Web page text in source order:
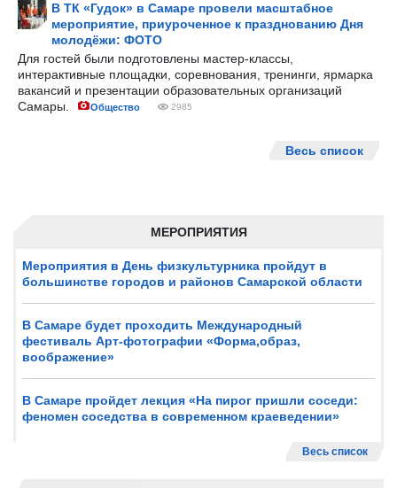
МЕРОПРИЯТИЯ
Мероприятия в День физкультурника пройдут в
большинстве городов и районов Самарской области
В Самаре будет проходить Международный
фестиваль Арт-фотографии «Форма,образ,
воображение»
В Самаре пройдет лекция «На пирог пришли соседи:
феномен соседства в современном краеведении»
Весь список
В ТК «Гудок» в Самаре провели масштабное
мероприятие, приуроченное к празднованию Дня
молодёжи: ФОТО
Для гостей были подготовлены мастер-классы,
интерактивные площадки, соревнования, тренинги, ярмарка
вакансий и презентации образовательных организаций
Самары.
Общество 2985
Весь список